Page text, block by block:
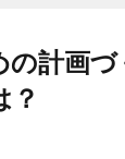
の計画
？